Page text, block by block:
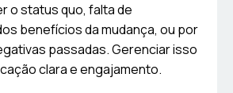
o status quo, falta de
benefícios da mudança, ou por
passadas. Gerenciar isso
clara e engajamento.